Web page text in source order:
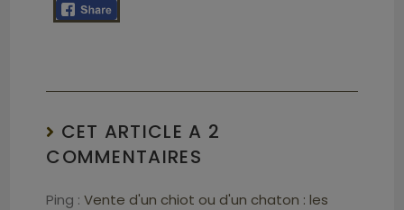
CET ARTICLE A 2
COMMENTAIRES
Ping :Vente d'un chiot ou d'un chaton : les